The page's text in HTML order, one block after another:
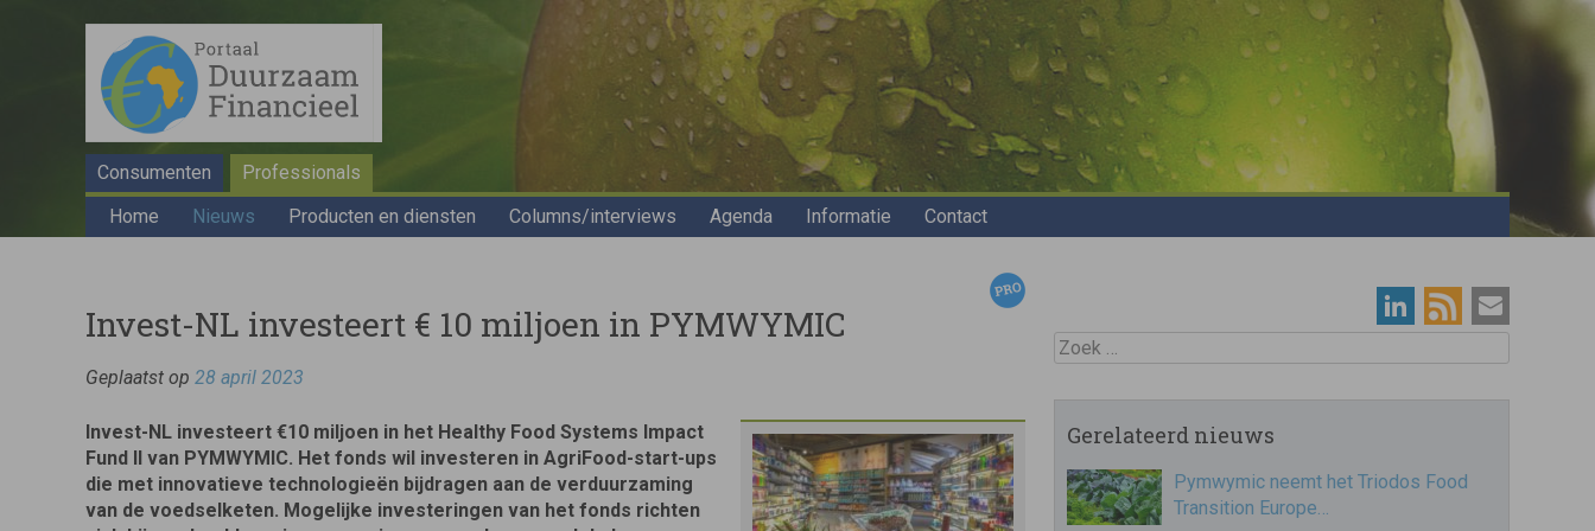
Consumenten
Professionals
Home
Nieuws Producten en diensten Columns/interviews Agenda Informatie Contact
Invest-NL investeert € 10 miljoen in PYMWYMIC
Geplaatst op 28 april 2023
Invest-NL investeert €10 miljoen in het Healthy Food Systems Impact
Fund II van PYMWYMIC. Het fonds wil investeren in AgriFood-start-ups
die met innovatieve technologieën bijdragen aan de verduurzaming
van de voedselketen. Mogelijke investeringen van het fonds richten
Zoek
Gerelateerd nieuws
Pymwymic neemt het Triodos Food
Transition Europe…